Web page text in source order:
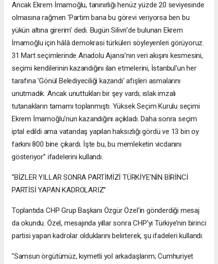
Ancak Ekrem İmamoğlu, tanınırlığı henüz yüzde 20 seviyesinde
olmasına rağmen 'Partim bana bu görevi veriyorsa ben bu
yükün altına girerim' dedi. Bugün Silivri'de bulunan Ekrem
İmamoğlu için hâlâ demokrasi türküleri söyleyenleri görüyoruz.
31 Mart seçimlerinde Anadolu Ajansı'nın veri akışını kesmesini,
seçimi kendilerinin kazandığını ilan etmelerini, İstanbul'un her
tarafına 'Gönül Belediyeciliği kazandı' afişleri asmalarını
unutmadık. Ancak unuttukları bir şey vardı; ıslak imzalı
tutanakların tamamı toplanmıştı. Yüksek Seçim Kurulu seçimi
Ekrem İmamoğlu'nun kazandığını açıkladı. Daha sonra seçim
iptal edildi ama vatandaş yapılan haksızlığı gördü ve 13 bin oy
farkını 800 bine çıkardı. İşte bu, bu memleketin vicdanını
gösteriyor” ifadelerini kullandı.
“BİZLER YILLAR SONRA PARTİMİZİ TÜRKİYE'NİN BİRİNCİ
PARTİSİ YAPAN KADROLARIZ”
Toplantıda CHP Grup Başkanı Özgür Özel'in gönderdiği mesaj
da okundu. Özel, mesajında yıllar sonra CHP’yi Türkiye’nin birinci
partisi yapan kadrolar olduklarını belirterek, şu ifadeleri kullandı:
"Samsun örgütümüz, kıymetli yol arkadaşlarım; Cumhuriyet